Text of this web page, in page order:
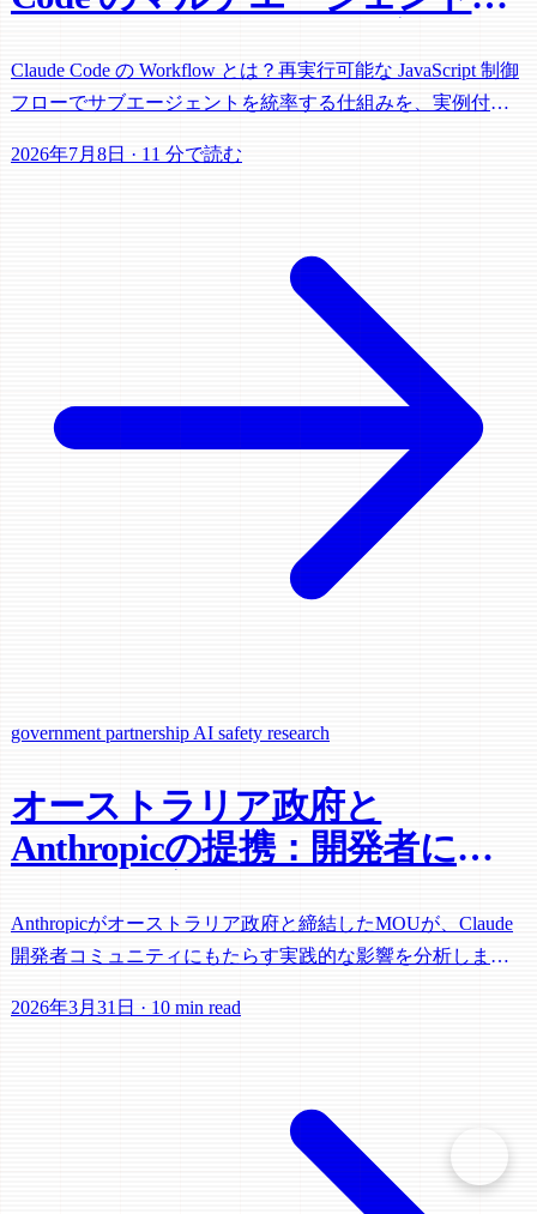
Claude Code の Workflow とは？再実行可能な JavaScript 制御
フローでサブエージェントを統率する仕組みを、実例付き
2026年7月8日 · 11 分で読む
government partnership AI safety research
オーストラリア政府と
Anthropicの提携：開発者にと
Anthropicがオーストラリア政府と締結したMOUが、Claude
開発者コミュニティにもたらす実践的な影響を分析しま
2026年3月31日 · 10 min read